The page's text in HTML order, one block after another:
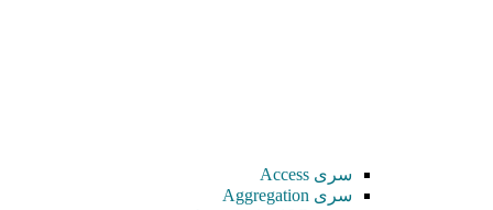
سری Access
سری Aggregation